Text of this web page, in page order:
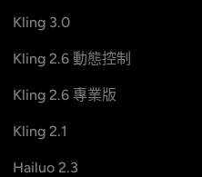
Kling 3.0
Kling 2.6 動態控制
Kling 2.6 專業版
Kling 2.1
Hailuo 2.3